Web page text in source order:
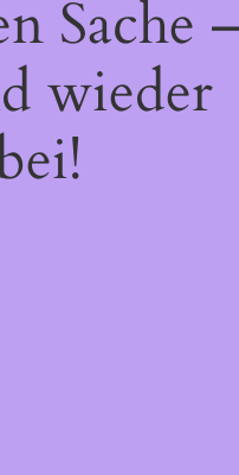
Sache
wieder